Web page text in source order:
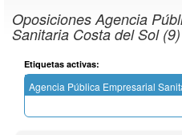
Oposiciones Agencia
Sanitaria Costa del Sol (9)
Etiquetas activas:
Agencia Pública Empresarial
Costa del Sol